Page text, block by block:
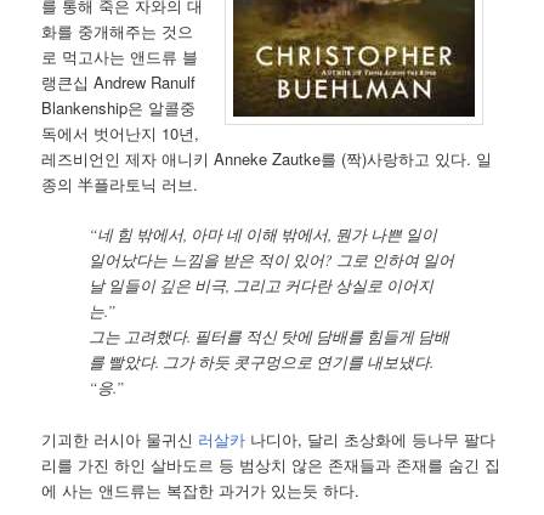
를 통해 죽은 자와의 대
화를 중개해주는 것으
로 먹고사는 앤드류 블
랭큰십 Andrew Ranulf
Blankenship은 알콜중
독에서 벗어난지 10년,
레즈비언인 제자 애니키 Anneke Zautke를 (짝)사랑하고 있다. 일
종의 半플라토닉 러브.
“네 힘 밖에서, 아마 네 이해 밖에서, 뭔가 나쁜 일이
일어났다는 느낌을 받은 적이 있어? 그로 인하여 일어
날 일들이 깊은 비극, 그리고 커다란 상실로 이어지
는.”
그는 고려했다. 필터를 적신 탓에 담배를 힘들게 담배
를 빨았다. 그가 하듯 콧구멍으로 연기를 내보냈다.
“응.”
기괴한 러시아 물귀신 러살카 나디아, 달리 초상화에 등나무 팔다
리를 가진 하인 살바도르 등 범상치 않은 존재들과 존재를 숨긴 집
에 사는 앤드류는 복잡한 과거가 있는듯 하다.